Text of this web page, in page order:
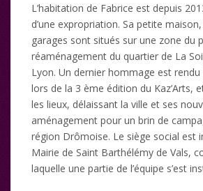
L’habitation de Fabrice est depuis
d’une expropriation. Sa petite
garages sont situés sur une zone du
réaménagement du quartier de La
Lyon. Un dernier hommage est rendu
lors de la 3 ème édition du Kaz’Arts,
les lieux, délaissant la ville et ses
aménagement pour un brin de
région Drômoise. Le siège social est
Mairie de Saint Barthélémy de Vals,
laquelle une partie de l’équipe s’est